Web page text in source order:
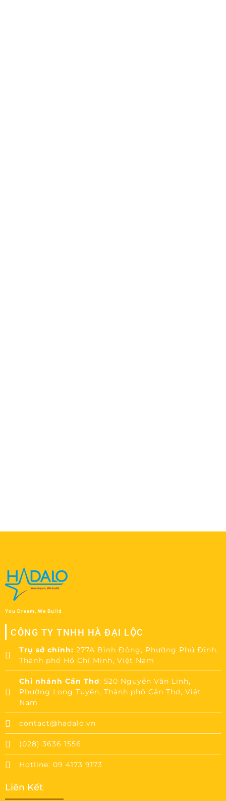
You Dream, We Build
CÔNG TY TNHH HÀ ĐẠI LỘC
Trụ sở chính: 277A Bình Đông, Phường Phú Định,
Thành phố Hồ Chí Minh, Việt Nam
Chi nhánh Cần Thơ: 520 Nguyễn Văn Linh,
Phường Long Tuyền, Thành phố Cần Thơ, Việt
Nam
contact@hadalo.vn
(028) 3636 1556
Hotline: 09 4173 9173
Liên Kết